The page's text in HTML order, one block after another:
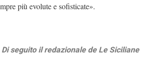
più evolute e sofisticate».
Di seguito il redazionale de Le Siciliane